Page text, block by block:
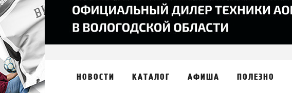
НОВОСТИ КАТАЛОГ АФИША ПОЛЕЗНО